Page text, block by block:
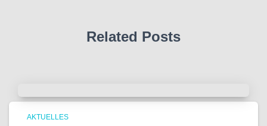
Related Posts
AKTUELLES